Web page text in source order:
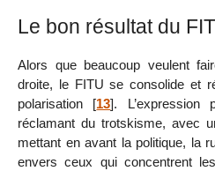
Le bon résultat du
Alors que beaucoup veulent
droite, le FITU se consolide et
polarisation [13]. L’expression
réclamant du trotskisme, avec
mettant en avant la politique, la
envers ceux qui concentrent